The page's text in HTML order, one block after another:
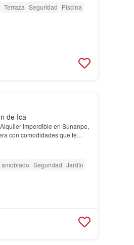
Terraza Seguridad Piscina
de Ica
imperdible en Sunanpe,
con comodidades que te
Seguridad Jardín